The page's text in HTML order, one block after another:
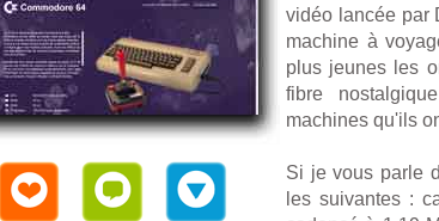
vidéo lancée par
machine à
plus jeunes les
fibre
machines qu'ils
Si je vous parle
les suivantes :